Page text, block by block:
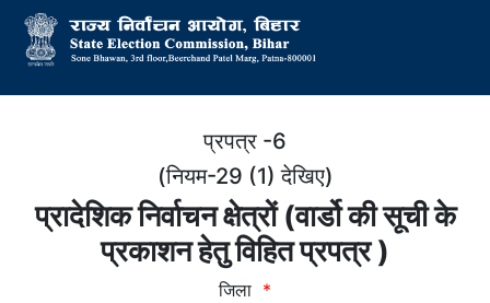
प्रपत्र -6
(नियम-29 (1) देखिए)
प्रादेशिक निर्वाचन क्षेत्रों (वार्डो की सूची के
प्रकाशन हेतु विहित प्रपत्र )
जिला *